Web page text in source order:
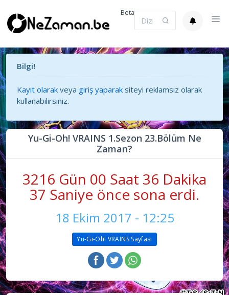
Beta
Bilgi!
Kayıt olarak veya giriş yaparak siteyi reklamsız olarak
kullanabilirsiniz.
Yu-Gi-Oh! VRAINS 1.Sezon 23.Bölüm Ne
Zaman?
3216 Gün 00 Saat 36 Dakika
37 Saniye önce sona erdi.
18 Ekim 2017 - 12:25
Yu-Gi-Oh! VRAINS Sayfası